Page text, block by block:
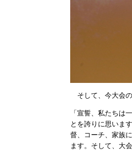
そして、今大会の
「宣誓、私たちは
とを誇りに思いま
督、コーチ、家族
ます。そして、大